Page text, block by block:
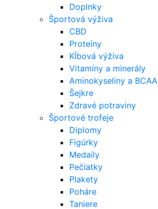
Doplnky
Športová výživa
CBD
Proteíny
Kĺbová výživa
Vitamíny a minerály
Aminokyseliny a BCAA
Šejkre
Zdravé potraviny
Športové trofeje
Diplomy
Figúrky
Medaily
Pečiatky
Plakety
Poháre
Taniere